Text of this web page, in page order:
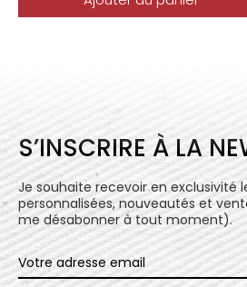
S’INSCRIRE À LA
Je souhaite recevoir en exclusivité
personnalisées, nouveautés et
me désabonner à tout moment).